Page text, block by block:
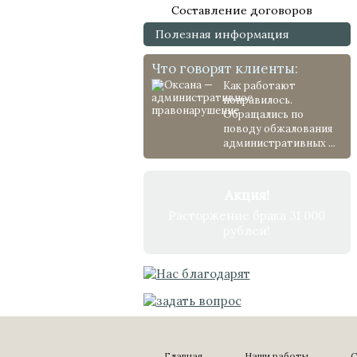
Составление договоров
Полезная информация
Что говорят клиенты:
Как работают
понравилось.
Обращались по
поводу обжалования
административных ...